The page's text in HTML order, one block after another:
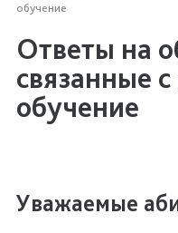
обучение
Ответы на
связанные
обучение
Уважаемые